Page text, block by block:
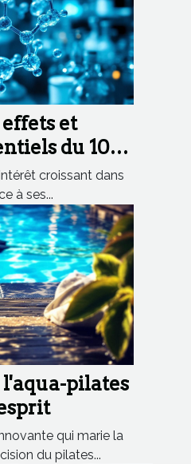
et
du 10-
de
croissant dans
à ses...
pilates
qui marie la
du pilates...